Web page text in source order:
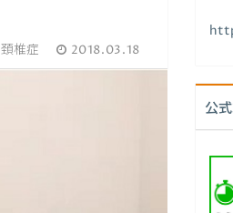
頚椎症 2018.03.18
公